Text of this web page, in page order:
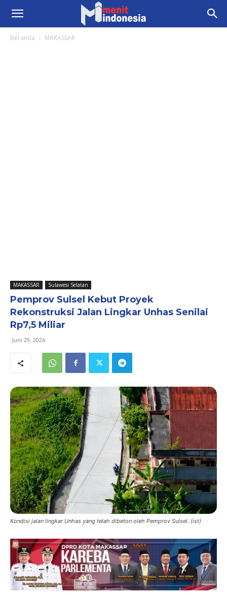
Beranda MAKASSAR
MAKASSAR Sulawesi Selatan
Pemprov Sulsel Kebut Proyek
Rekonstruksi Jalan Lingkar Unhas Senilai
Rp7,5 Miliar
Juni 29, 2026
Kondisi jalan lingkar Unhas yang telah dibeton oleh Pemprov Sulsel. (ist)